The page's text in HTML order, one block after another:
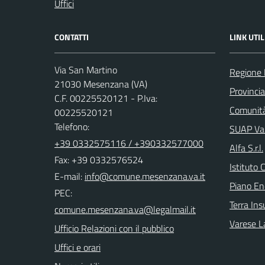
Uffici
CONTATTI
Via San Martino
21030 Mesenzana (VA)
C.F. 00225520121 - P.Iva:
00225520121
Telefono:
+39 0332575116 / +390332577000
Fax: +39 0332576524
E-mail:
PEC:
Ufficio Relazioni con il pubblico
Uffici e orari
LINK
Regione
SUAP
Alfa S.r.l.
Istituto
Piano
Terra
Varese